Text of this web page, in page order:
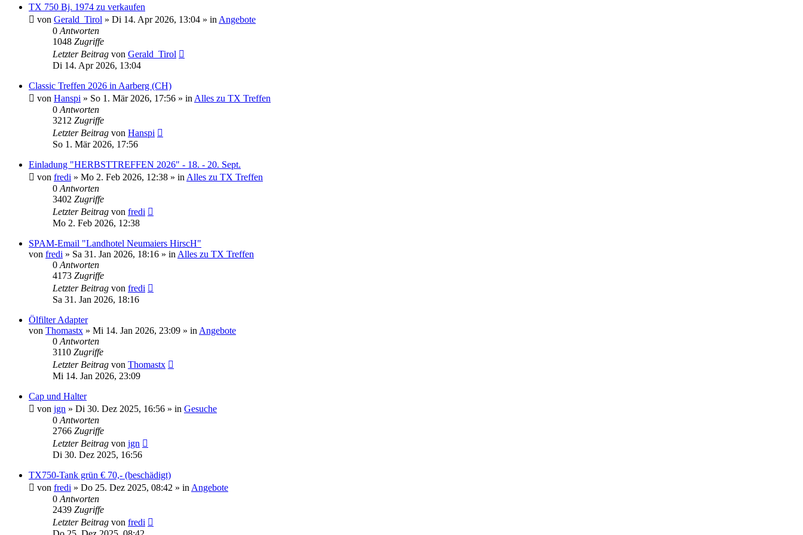
TX 750 Bj. 1974 zu verkaufen
von Gerald_Tirol » Di 14. Apr 2026, 13:04 » in Angebote
0 Antworten
1048 Zugriffe
Letzter Beitrag von Gerald_Tirol
Di 14. Apr 2026, 13:04
Classic Treffen 2026 in Aarberg (CH)
von Hanspi » So 1. Mär 2026, 17:56 » in Alles zu TX Treffen
0 Antworten
3212 Zugriffe
Letzter Beitrag von Hanspi
So 1. Mär 2026, 17:56
Einladung "HERBSTTREFFEN 2026" - 18. - 20. Sept.
von fredi » Mo 2. Feb 2026, 12:38 » in Alles zu TX Treffen
0 Antworten
3402 Zugriffe
Letzter Beitrag von fredi
Mo 2. Feb 2026, 12:38
SPAM-Email "Landhotel Neumaiers HirscH"
von fredi » Sa 31. Jan 2026, 18:16 » in Alles zu TX Treffen
0 Antworten
4173 Zugriffe
Letzter Beitrag von fredi
Sa 31. Jan 2026, 18:16
Ölfilter Adapter
von Thomastx » Mi 14. Jan 2026, 23:09 » in Angebote
0 Antworten
3110 Zugriffe
Letzter Beitrag von Thomastx
Mi 14. Jan 2026, 23:09
Cap und Halter
von jgn » Di 30. Dez 2025, 16:56 » in Gesuche
0 Antworten
2766 Zugriffe
Letzter Beitrag von jgn
Di 30. Dez 2025, 16:56
TX750-Tank grün € 70,- (beschädigt)
von fredi » Do 25. Dez 2025, 08:42 » in Angebote
0 Antworten
2439 Zugriffe
Letzter Beitrag von fredi